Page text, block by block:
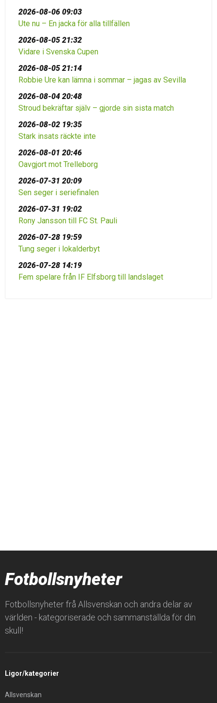
2026-08-06 09:03
Ute nu – En jacka för alla tillfällen
2026-08-05 21:32
Vidare i Svenska Cupen
2026-08-05 21:14
Robbie Ure kan lämna i sommar – jagas av Sevilla
2026-08-04 20:48
Stroud bekräftar själv – gjorde sin sista match
2026-08-02 19:35
Stark insats räckte inte
2026-08-01 20:46
Oavgjort mot Trelleborg
2026-07-31 20:09
Sen seger i seriefinalen
2026-07-31 19:02
Rony Jansson till FC St. Pauli
2026-07-28 19:59
Tung seger i lokalderbyt
2026-07-28 14:19
Fem spelare från IF Elfsborg till landslaget
Fotbollsnyheter
Fotbollsnyheter frå Allsvenskan och andra delar av
världen - kategoriserade och sammanställda för din
skull!
Ligor/kategorier
Allsvenskan